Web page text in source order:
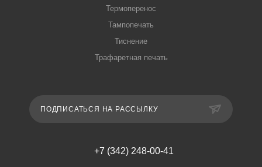
Термоперенос
Тампопечать
Тиснение
Трафаретная печать
ПОДПИСАТЬСЯ НА РАССЫЛКУ
+7 (342) 248-00-41